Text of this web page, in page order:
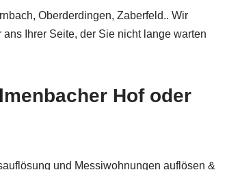
Oberderdingen, Zaberfeld.. Wir
Ihrer Seite, der Sie nicht lange warten
Hof oder
und Messiwohnungen auflösen &